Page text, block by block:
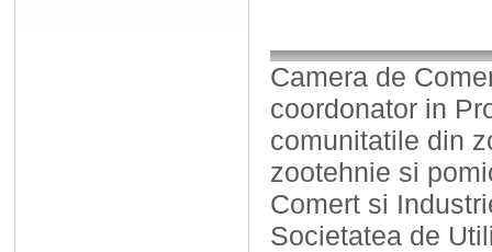
Camera de
coordonator in
comunitatile din
zootehnie si
Comert si
Societatea de